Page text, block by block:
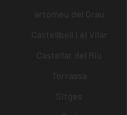
artomeu del Grau
Castellbell i el Vilar
Castellar del Riu
Terrassa
Sitges